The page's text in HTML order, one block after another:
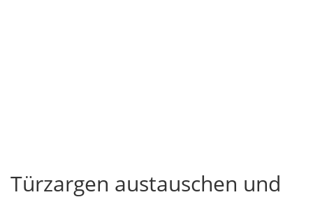
Türzargen austauschen und